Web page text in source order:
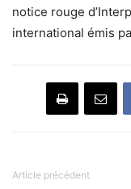
notice rouge
international émis
Article précédent